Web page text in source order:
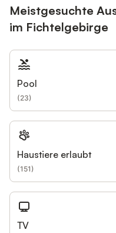
Meistgesuchte
im Fichtelgebirge
Pool
(23)
Haustiere erlaubt
(151)
TV